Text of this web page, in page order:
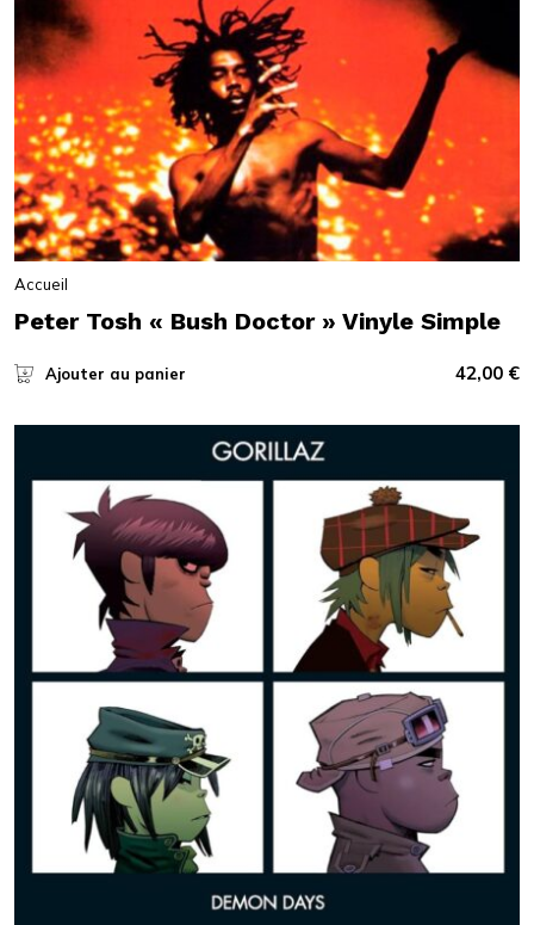
Accueil
Peter Tosh « Bush Doctor » Vinyle Simple
Ajouter au panier 42,00 €